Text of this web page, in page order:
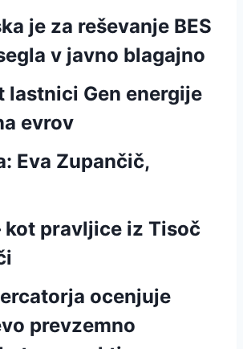
je za reševanje BES
v javno blagajno
lastnici Gen energije
evrov
Eva Zupančič,
kot pravljice iz Tisoč
ocenjuje
prevzemno